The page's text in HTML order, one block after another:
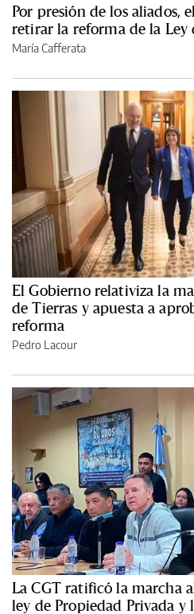
Por presión de los aliados,
retirar la reforma de la Ley
María Cafferata
El Gobierno relativiza la
de Tierras y apuesta a
reforma
Pedro Lacour
La CGT ratificó la marcha
ley de Propiedad Privada